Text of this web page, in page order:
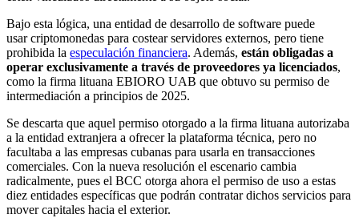
Bajo esta lógica, una entidad de desarrollo de software puede
usar criptomonedas para costear servidores externos, pero tiene
prohibida la especulación financiera. Además, están obligadas a
operar exclusivamente a través de proveedores ya licenciados,
como la firma lituana EBIORO UAB que obtuvo su permiso de
intermediación a principios de 2025.
Se descarta que aquel permiso otorgado a la firma lituana autorizaba
a la entidad extranjera a ofrecer la plataforma técnica, pero no
facultaba a las empresas cubanas para usarla en transacciones
comerciales. Con la nueva resolución el escenario cambia
radicalmente, pues el BCC otorga ahora el permiso de uso a estas
diez entidades específicas que podrán contratar dichos servicios para
mover capitales hacia el exterior.